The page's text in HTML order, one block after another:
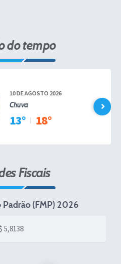
do tempo
10 DE AGOSTO 2026
Chuva
13° 18°
Fiscais
(FMP) 2026
5,8138